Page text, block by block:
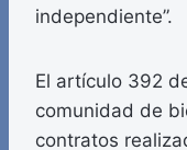
independiente”.
El artículo 392
comunidad de
contratos